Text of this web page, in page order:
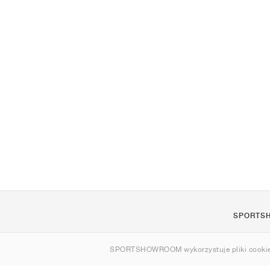
SPORTSHOWROOM wykorzystuje plikiKontakt